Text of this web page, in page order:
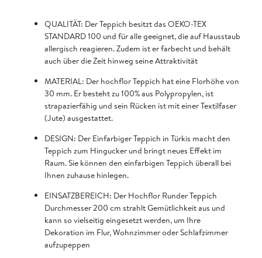
QUALITÄT: Der Teppich besitzt das OEKO-TEX
STANDARD 100 und für alle geeignet, die auf Hausstaub
allergisch reagieren. Zudem ist er farbecht und behält
auch über die Zeit hinweg seine Attraktivität
MATERIAL: Der hochflor Teppich hat eine Florhöhe von
30 mm. Er besteht zu 100% aus Polypropylen, ist
strapazierfähig und sein Rücken ist mit einer Textilfaser
(Jute) ausgestattet.
DESIGN: Der Einfarbiger Teppich in Türkis macht den
Teppich zum Hingucker und bringt neues Effekt im
Raum. Sie können den einfarbigen Teppich überall bei
Ihnen zuhause hinlegen.
EINSATZBEREICH: Der Hochflor Runder Teppich
Durchmesser 200 cm strahlt Gemütlichkeit aus und
kann so vielseitig eingesetzt werden, um Ihre
Dekoration im Flur, Wohnzimmer oder Schlafzimmer
aufzupeppen